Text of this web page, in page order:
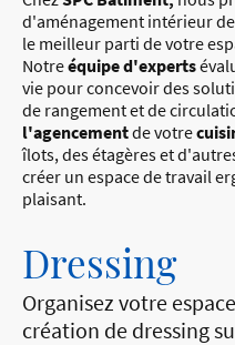
d'aménagement intérieur
le meilleur parti de votre
Notreéquipe d'experts
vie pour concevoir des
de rangement et de
l'agencementde votre
îlots, des étagères et
créer un espace de travail
plaisant.
Dressing
Organisez votre
création de dressing